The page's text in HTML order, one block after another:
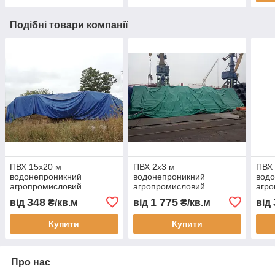
Подібні товари компанії
ПВХ 15х20 м
водонепроникний
агропромисловий
зерна соломи і тюків
товарів техніки і
матеріалів
від 348 ₴/кв.м
Купити
ПВХ 2х3 м
водонепроникний
агропромисловий
зерна соломи і тюків
товарів техніки і
матеріалів укривний тент
від 1 775₴/кв.м
Купити
ПВХ
від
Про нас